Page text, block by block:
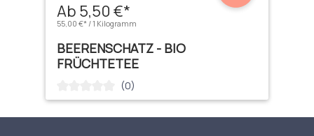
Ab 5,50 €*
55,00 €* / 1 Kilogramm
BEERENSCHATZ - BIO
FRÜCHTETEE
Durchschnittliche Bewertung von 0 von 5 Sternen
(0)